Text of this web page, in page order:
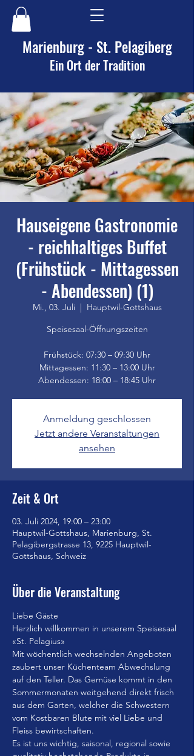
Marienburg - St. Pelagiberg
Ein Ort der Tradition
Hauseigene Gastronomie
- reichhaltiges Buffet
(Frühstück - Mittagessen
- Abendessen) (1)
Mi., 03. Juli
  |
Hauptwil-Gottshaus
Speisesaal-Öffnungszeiten
Frühstück: 07:30 – 09:30 Uhr
Mittagessen: 11:30 – 13:00 Uhr
Anmeldung geschlossen
Jetzt andere Veranstaltungen
ansehen
Zeit & Ort
03. Juli 2024, 19:00 – 23:00
Hauptwil-Gottshaus, Marienburg, St.
Pelagibergstrasse 13, 9225 Hauptwil-
Gottshaus, Schweiz
Über die Veranstaltung
Liebe Gäste
Herzlich willkommen in unserem Speisesaal
«St. Pelagius»
Mit wöchentlich wechselnden Angeboten
zaubert unser Küchenteam Abwechslung
auf den Teller. Das Gemüse kommt in den
Sommermonaten weitgehend direkt frisch
aus dem Garten, welcher die Schwestern
vom Kostbaren Blute mit viel Liebe und
Fleiss bewirtschaften.
Es ist uns wichtig, saisonal, regional sowie